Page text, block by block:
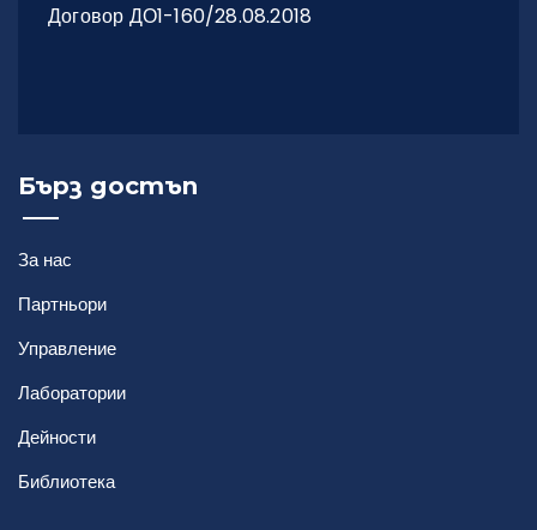
Лаборатории
Договор ДО1-160/28.08.2018
Бърз достъп
За нас
Партньори
Управление
Лаборатории
Дейности
Библиотека